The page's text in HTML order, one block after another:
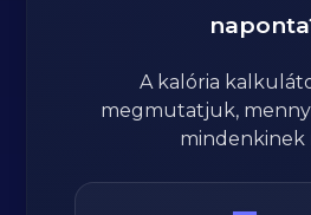
A kalória
megmutatjuk,
mindenkinek